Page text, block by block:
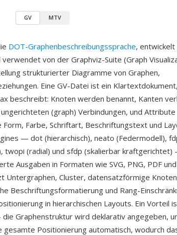
GV MTV
DOT-Graphenbeschreibungssprache, entwickelt
von der Graphviz-Suite (Graph
strukturierter Diagramme von Graphen,
Eine GV-Datei ist ein
beschreibt: Knoten werden benannt, Kanten
(graph) Verbindungen, und Attribute
Farbe, Schriftart, Beschriftungstext und
— dot (hierarchisch), neato (Federmodell),
twopi (radial) und sfdp (skalierbar kraftgerichtet)
Ausgaben in Formaten wie SVG, PNG, PDF und
Untergraphen, Cluster, datensatzförmige
Beschriftungsformatierung und Rang-
in hierarchischen Layouts. Ein Vorteil
Graphenstruktur wird deklarativ angegeben,
Positionierung automatisch, wodurch